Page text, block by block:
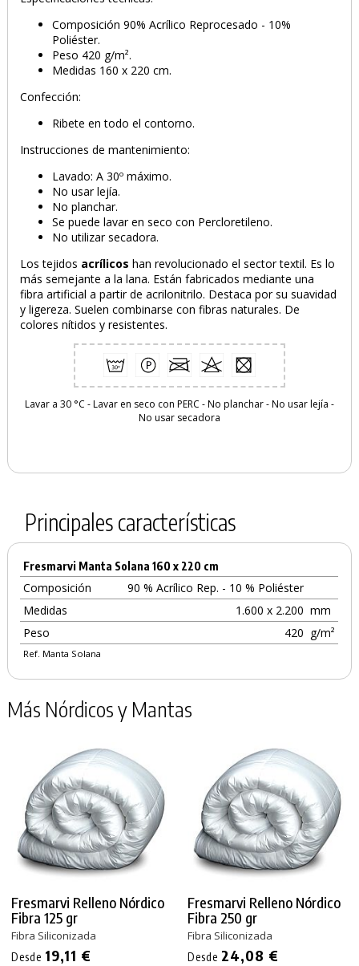
Composición 90% Acrílico Reprocesado - 10%
Poliéster.
Peso 420 g/m².
Medidas 160 x 220 cm.
Confección:
Ribete en todo el contorno.
Instrucciones de mantenimiento:
Lavado: A 30º máximo.
No usar lejía.
No planchar.
Se puede lavar en seco con Percloretileno.
No utilizar secadora.
Los tejidos acrílicos han revolucionado el sector textil. Es lo
más semejante a la lana. Están fabricados mediante una
fibra artificial a partir de acrilonitrilo. Destaca por su suavidad
y ligereza. Suelen combinarse con fibras naturales. De
colores nítidos y resistentes.
Lavar a 30 °C -Lavar en seco con PERC -No planchar-No usar lejía -
No usar secadora
Principales características
Fresmarvi Manta Solana 160 x 220 cm
Composición
90 % Acrílico Rep. - 10 % Poliéster
Medidas
1.600 x 2.200 mm
Peso
420 g/m²
Ref. Manta Solana
Más Nórdicos y Mantas
Fresmarvi Relleno Nórdico
Fibra 125 gr
Fibra Siliconizada
Desde 19,11 €
Fresmarvi Relleno Nórdico
Fibra 250 gr
Fibra Siliconizada
Desde 24,08 €